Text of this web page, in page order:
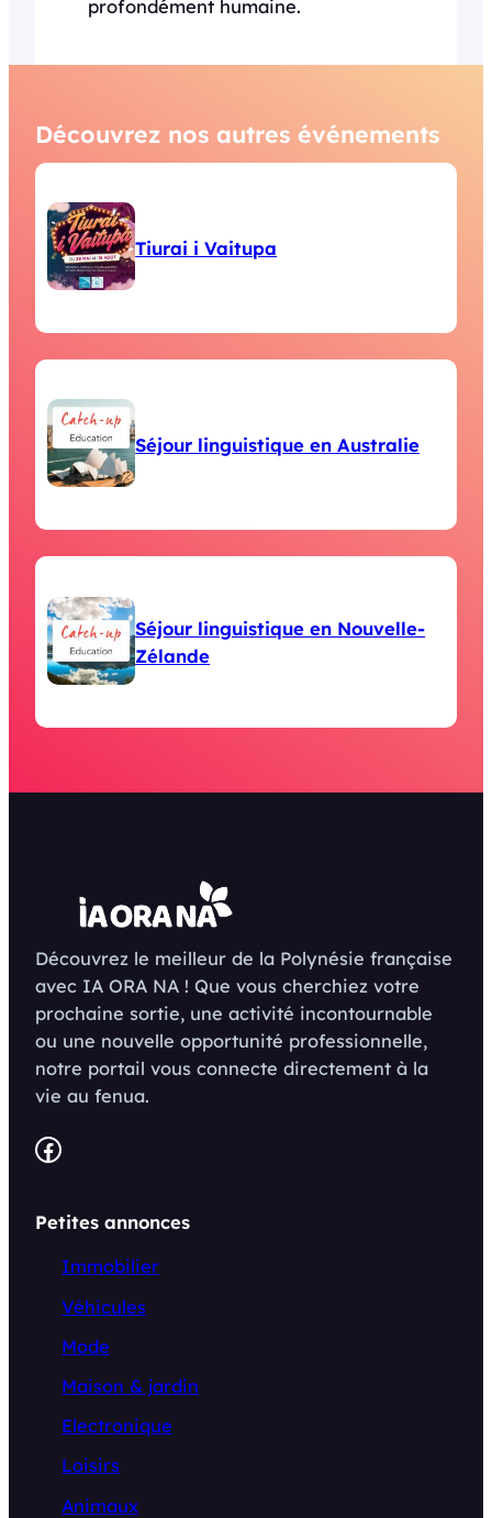
profondément humaine.
Découvrez nos autres événements
Tiurai i Vaitupa
Séjour linguistique en Australie
Séjour linguistique en Nouvelle-
Zélande
Découvrez le meilleur de la Polynésie française
avec IA ORA NA ! Que vous cherchiez votre
prochaine sortie, une activité incontournable
ou une nouvelle opportunité professionnelle,
notre portail vous connecte directement à la
vie au fenua.
Facebook
Petites annonces
Immobilier
Véhicules
Mode
Maison & jardin
Electronique
Loisirs
Animaux